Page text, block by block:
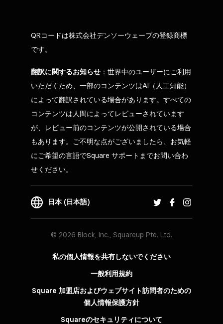
QRコードは株式会社デンソーウェーブの登録商標
です。
翻訳に関するお知らせ ：世界中のユーザーにご利用
いただくため、一部のコンテンツはAI（人工知能）
によって翻訳されている場合があります。すべての
コンテンツは人間によってレビューされています
が、レビュー前のコンテンツが公開されている場合
もあります。ご不明な点がございましたら、お気軽
にご希望の言語でSquare サポートまでお問い合わ
せください。
日本 (日本語)
© 2026 Block, Inc., Squareup Pte. Ltd.
私の個人情報を共有しないでください
一般利用規約
Square 加盟店およびウェブサイト訪問者の​ための​
個人情報保護方針​
Squareのセキュリティについて